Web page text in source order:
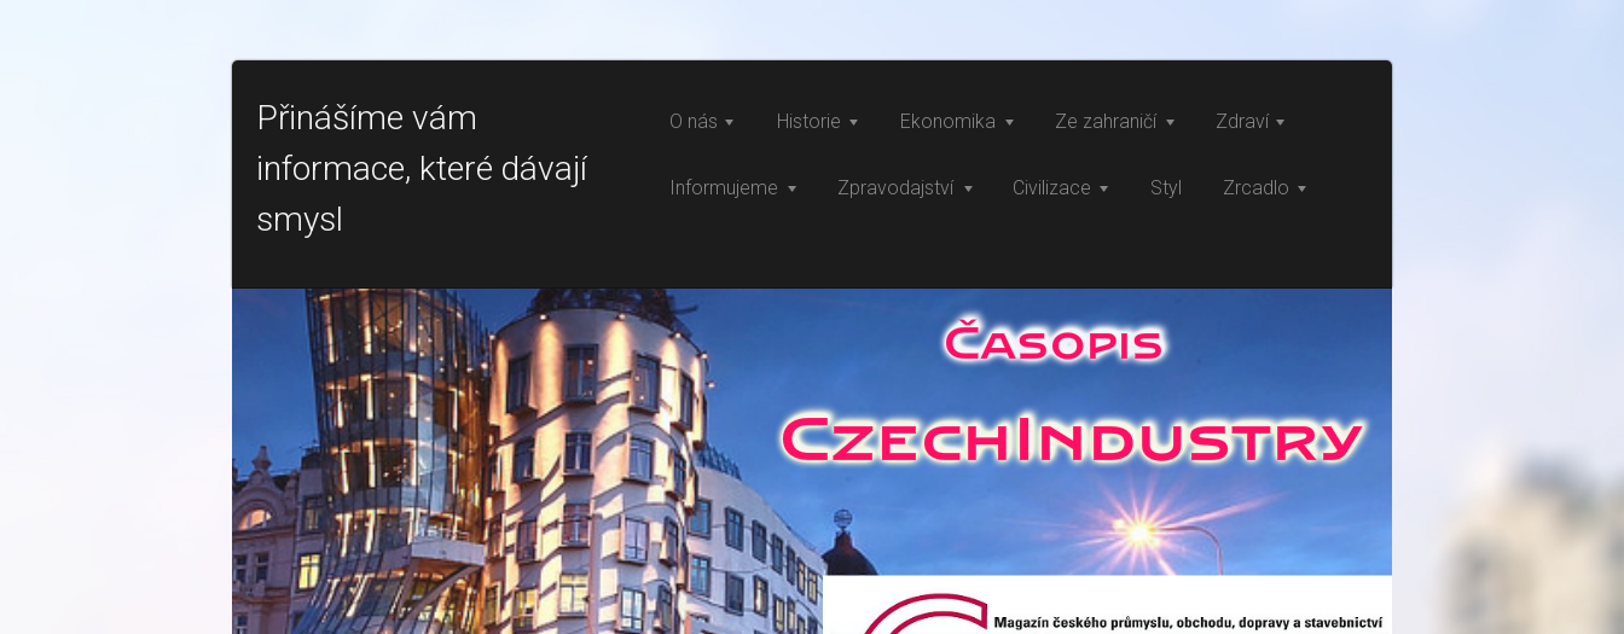
Přinášíme vám
informace, které dávají
smysl
O nás Historie Ekonomika Ze zahraničí Zdraví
Informujeme Zpravodajství Civilizace Styl Zrcadlo